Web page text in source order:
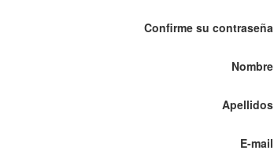
Confirme su contraseña
Nombre
Apellidos
E-mail